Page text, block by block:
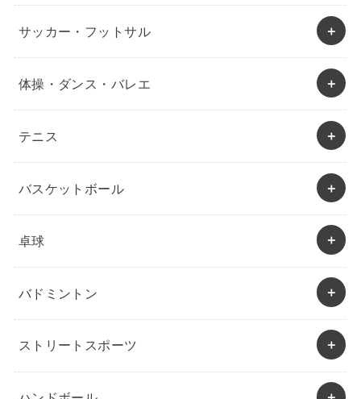
サッカー・フットサル
体操・ダンス・バレエ
テニス
バスケットボール
卓球
バドミントン
ストリートスポーツ